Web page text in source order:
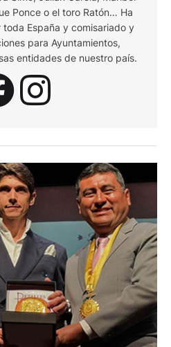
Ponce o el toro Ratón… Ha
España y comisariado y
para Ayuntamientos,
entidades de nuestro país.